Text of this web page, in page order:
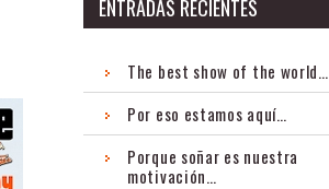
ENTRADAS RECIENTES
The best show of the world…
Por eso estamos aquí…
Porque soñar es nuestra
motivación…